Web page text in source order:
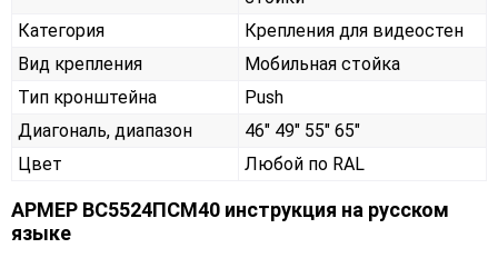
Категория
Крепления для видеостен
Вид крепления
Мобильная стойка
Тип кронштейна
Push
Диагональ, диапазон
46" 49" 55" 65"
Цвет
Любой по RAL
АРМЕР ВС5524ПСМ40 инструкция на русском
языке